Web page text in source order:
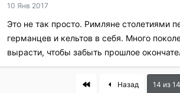
10 Янв 2017
Это не так просто. Римляне столетиями
германцев и кельтов в себя. Много
вырасти, чтобы забыть прошлое
First Назад 14 из 14